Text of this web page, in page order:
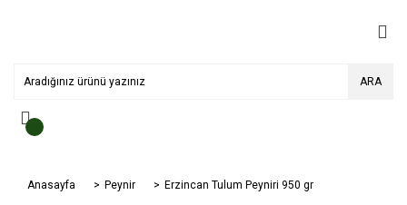
ARA
Anasayfa Peynir Erzincan Tulum Peyniri 950 gr